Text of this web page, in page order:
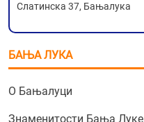
Слатинска 37, Бањалука
БАЊА ЛУКА
О Бањалуци
Знаменитости Бања Луке